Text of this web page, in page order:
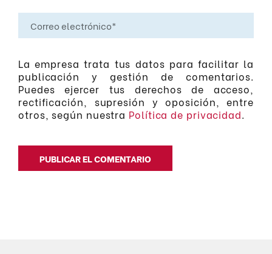
La empresa trata tus datos para facilitar la
publicación y gestión de comentarios.
Puedes ejercer tus derechos de acceso,
rectificación, supresión y oposición, entre
otros, según nuestra Política de privacidad.